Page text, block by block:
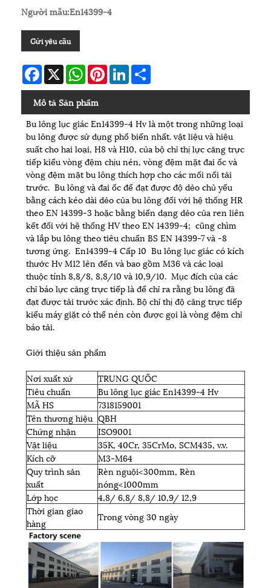
Người mẫu:En14399-4
Gửi yêu cầu
Facebook
X WhatsAppPinterestLinkedIn
Mô tả Sản phẩm
Bu lông lục giác En14399-4 Hv là một trong những loại
bu lông được sử dụng phổ biến nhất. vật liệu và hiệu
suất cho hai loại, H8 và H10, của bộ chỉ thị lực căng trực
tiếp kiểu vòng đệm chịu nén, vòng đệm mặt đai ốc và
vòng đệm mặt bu lông thích hợp cho các mối nối tải
trước. Bu lông và đai ốc để đạt được độ dẻo chủ yếu
bằng cách kéo dài dẻo của bu lông đối với hệ thống HR
theo EN 14399-3 hoặc bằng biến dạng dẻo của ren liên
kết đối với hệ thống HV theo EN 14399-4; cũng chìm
và lắp bu lông theo tiêu chuẩn BS EN 14399-7 và -8
tương ứng. En14399-4 Cấp 10 Bu lông lục giác có kích
thước Hv M12 lên đến và bao gồm M36 và các loại
thuộc tính 8,8/8, 8,8/10 và 10,9/10. Mục đích của các
chỉ báo lực căng trực tiếp là để chỉ ra rằng bu lông đã
đạt được tải trước xác định. Bộ chỉ thị độ căng trực tiếp
kiểu máy giặt có thể nén còn được gọi là vòng đệm chỉ
báo tải.
Giới thiệu sản phẩm
Nơi xuất xứ
TRUNG QUỐC
Tiêu chuẩn
Bu lông lục giác En14399-4 Hv
MÃ HS
7318159001
Tên thương hiệu QBH
Chứng nhận
ISO9001
Vật liệu
35K, 40Cr, 35CrMo, SCM435, v.v.
Kích cỡ
M3-M64
Quy trình sản
xuất
Rèn nguội<300mm, Rèn
nóng<1000mm
Lớp học
4,8/ 6,8/ 8,8/ 10,9/ 12,9
Thời gian giao
hàng
Trong vòng 30 ngày